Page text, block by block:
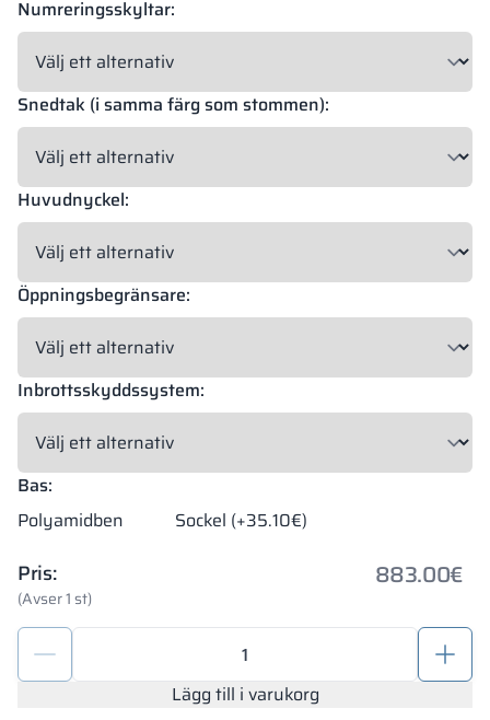
Numreringsskyltar:
Snedtak (i samma färg som stommen):
Huvudnyckel:
Öppningsbegränsare:
Inbrottsskyddssystem:
Bas:
Polyamidben
Sockel (+35.10€)
Pris:
(Avser 1 st)
883.00€
Förvaringsskåp
Lägg till i varukorg